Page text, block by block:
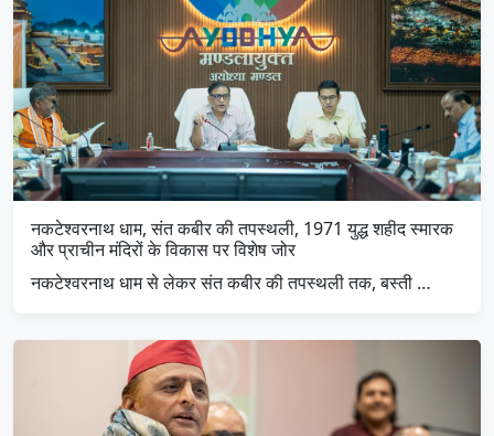
नकटेश्वरनाथ धाम, संत कबीर की तपस्थली, 1971 युद्ध शहीद स्मारक
और प्राचीन मंदिरों के विकास पर विशेष जोर
नकटेश्वरनाथ धाम से लेकर संत कबीर की तपस्थली तक, बस्ती …